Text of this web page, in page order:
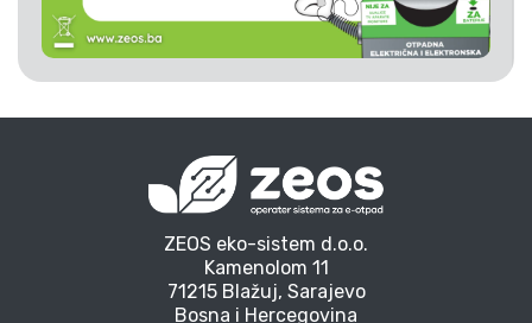
ZEOS eko-sistem d.o.o.
Kamenolom 11
71215 Blažuj, Sarajevo
Bosna i Hercegovina